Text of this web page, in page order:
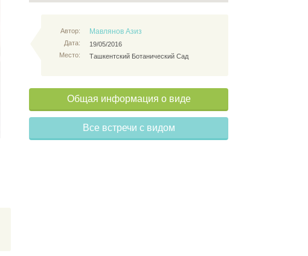
Автор:
Дата:
Место:
Мавлянов Азиз
19/05/2016
Ташкентский Ботанический Сад
Общая информация о виде
Все встречи с видом